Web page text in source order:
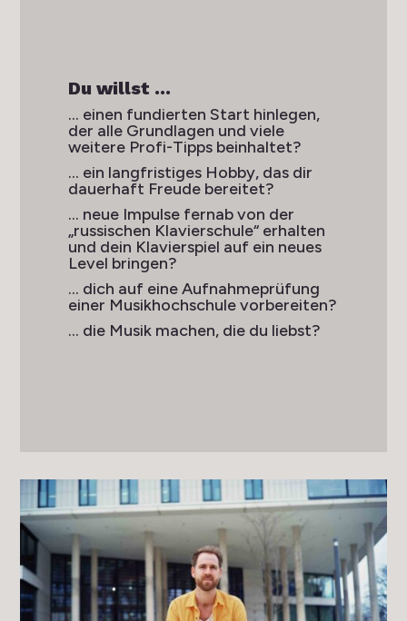
Du willst ...
… einen fundierten Start hinlegen,
der alle Grundlagen und viele
weitere Profi-Tipps beinhaltet?
… ein langfristiges Hobby, das dir
dauerhaft Freude bereitet?
… neue Impulse fernab von der
„russischen Klavierschule“ erhalten
und dein Klavierspiel auf ein neues
Level bringen?
… dich auf eine Aufnahmeprüfung
einer Musikhochschule vorbereiten?
… die Musik machen, die du liebst?